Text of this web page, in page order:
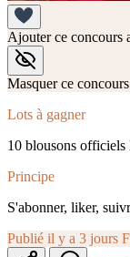
Ajouter ce concours
Masquer ce concours
Lots à gagner
10 blousons
Principe
S'abonner, liker,
Publié il y a 3 jours